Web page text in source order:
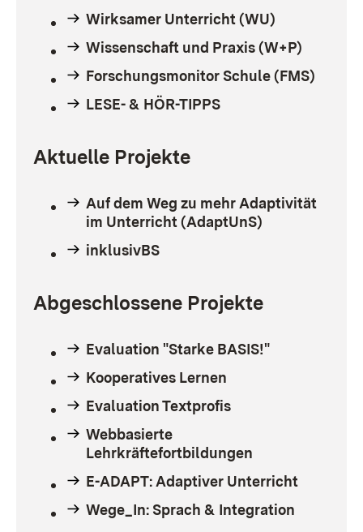
Wirksamer Unterricht (WU)
Wissenschaft und Praxis (W+P)
Forschungsmonitor Schule (FMS)
LESE- & HÖR-TIPPS
Aktuelle Projekte
Auf dem Weg zu mehr Adaptivität
im Unterricht (AdaptUnS)
inklusivBS
Abgeschlossene Projekte
Evaluation "Starke BASIS!"
Kooperatives Lernen
Evaluation Textprofis
Webbasierte
Lehrkräftefortbildungen
E-ADAPT: Adaptiver Unterricht
Wege_In: Sprach & Integration